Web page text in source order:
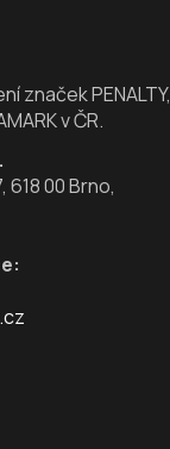
značek PENALTY,
v ČR.
618 00 Brno,